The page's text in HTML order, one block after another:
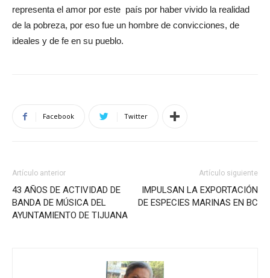
representa el amor por este país por haber vivido la realidad
de la pobreza, por eso fue un hombre de convicciones, de
ideales y de fe en su pueblo.
Facebook Twitter
Artículo anterior
43 AÑOS DE ACTIVIDAD DE
BANDA DE MÚSICA DEL
AYUNTAMIENTO DE TIJUANA
Artículo siguiente
IMPULSAN LA EXPORTACIÓN
DE ESPECIES MARINAS EN BC